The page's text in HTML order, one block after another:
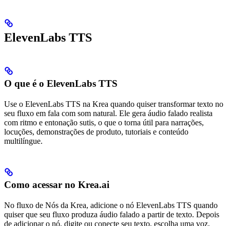
ElevenLabs TTS
O que é o ElevenLabs TTS
Use o ElevenLabs TTS na Krea quando quiser transformar texto no
seu fluxo em fala com som natural. Ele gera áudio falado realista
com ritmo e entonação sutis, o que o torna útil para narrações,
locuções, demonstrações de produto, tutoriais e conteúdo
multilíngue.
Como acessar no Krea.ai
No fluxo de Nós da Krea, adicione o nó ElevenLabs TTS quando
quiser que seu fluxo produza áudio falado a partir de texto. Depois
de adicionar o nó, digite ou conecte seu texto, escolha uma voz,